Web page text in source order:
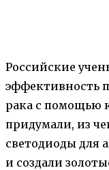
Российские
эффективность
рака с помощью
придумали, из
светодиоды для
и создали